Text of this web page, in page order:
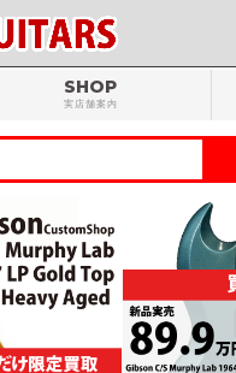
SHOP
実店舗案内